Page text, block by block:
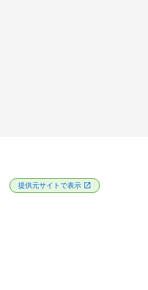
提供元サイトで表示